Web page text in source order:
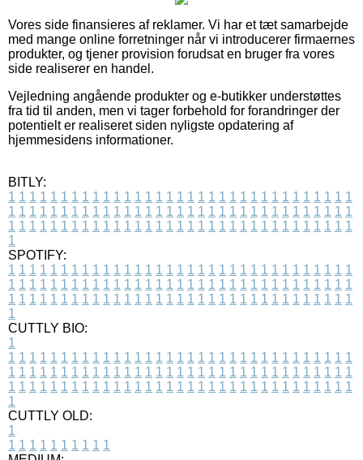
Vores side finansieres af reklamer. Vi har et tæt samarbejde
med mange online forretninger når vi introducerer firmaernes
produkter, og tjener provision forudsat en bruger fra vores
side realiserer en handel.
Vejledning angående produkter og e-butikker understøttes
fra tid til anden, men vi tager forbehold for forandringer der
potentielt er realiseret siden nyligste opdatering af
hjemmesidens informationer.
BITLY:
1 1 1 1 1 1 1 1 1 1 1 1 1 1 1 1 1 1 1 1 1 1 1 1 1 1 1 1 1 1 1 1 1
1 1 1 1 1 1 1 1 1 1 1 1 1 1 1 1 1 1 1 1 1 1 1 1 1 1 1 1 1 1 1 1 1
1 1 1 1 1 1 1 1 1 1 1 1 1 1 1 1 1 1 1 1 1 1 1 1 1 1 1 1 1 1 1 1 1
1
SPOTIFY:
1 1 1 1 1 1 1 1 1 1 1 1 1 1 1 1 1 1 1 1 1 1 1 1 1 1 1 1 1 1 1 1 1
1 1 1 1 1 1 1 1 1 1 1 1 1 1 1 1 1 1 1 1 1 1 1 1 1 1 1 1 1 1 1 1 1
1 1 1 1 1 1 1 1 1 1 1 1 1 1 1 1 1 1 1 1 1 1 1 1 1 1 1 1 1 1 1 1 1
1
CUTTLY BIO:
1
1 1 1 1 1 1 1 1 1 1 1 1 1 1 1 1 1 1 1 1 1 1 1 1 1 1 1 1 1 1 1 1 1
1 1 1 1 1 1 1 1 1 1 1 1 1 1 1 1 1 1 1 1 1 1 1 1 1 1 1 1 1 1 1 1 1
1 1 1 1 1 1 1 1 1 1 1 1 1 1 1 1 1 1 1 1 1 1 1 1 1 1 1 1 1 1 1 1 1
1
CUTTLY OLD:
1
1 1 1 1 1 1 1 1 1 1